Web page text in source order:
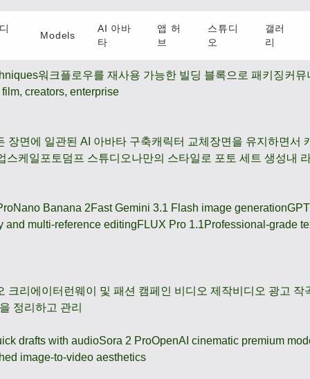
워크플로우를 재사용 가능한 빌딩 블록으로 패키징커뮤
creators, enterprise
장면에 일관된 AI 아바타 구축캐릭터 교체 장면을 유지하면서
스케일 포토덤프 스튜디오나만의 스타일로 포토 세트 생성내
Nano Banana 2Fast Gemini 3.1 Flash image generation
and multi-reference editingFLUX Pro 1.1Professional-grade
크리에이터 런웨이 및 패션 캠페인 비디오 제작비디오 광고 작
정리하고 관리
drafts with audioSora 2 ProOpenAI cinematic premium
image-to-video aesthetics
Models
AI 아바
타
앱 허
브
스튜디
오
갤러
리